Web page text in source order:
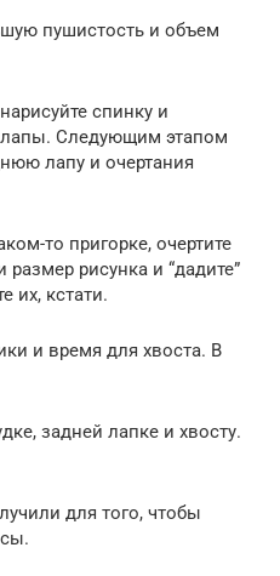
пушистость и объем
спинку и
лапы. Следующим этапом
лапу и очертания
то пригорке, очертите
размер рисунка и “дадите”
их, кстати.
и время для хвоста. В
задней лапке и хвосту.
для того, чтобы